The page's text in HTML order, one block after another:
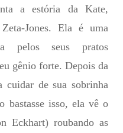
a estória da Kate,
Jones. Ela é uma
pelos seus pratos
gênio forte. Depois da
cuidar de sua sobrinha
bastasse isso, ela vê o
Eckhart) roubando as